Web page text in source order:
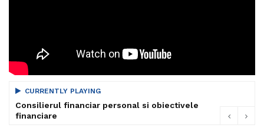
CURRENTLY PLAYING
Consilierul financiar personal si obiectivele
financiare